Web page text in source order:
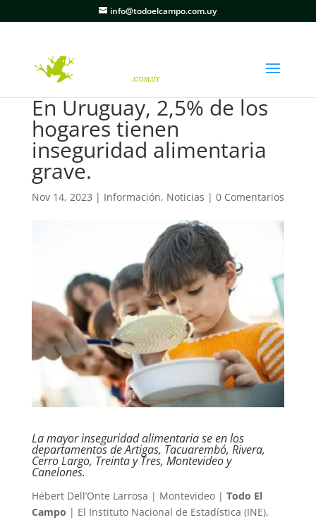
info@todoelcampo.com.uy
En Uruguay, 2,5% de los
hogares tienen
inseguridad alimentaria
grave.
Nov 14, 2023 | Información, Noticias | 0 Comentarios
La mayor inseguridad alimentaria se en los
departamentos de Artigas, Tacuarembó, Rivera,
Cerro Largo, Treinta y Tres, Montevideo y
Canelones.
Hébert Dell’Onte Larrosa | Montevideo | Todo El
Campo | El Instituto Nacional de Estadística (INE),